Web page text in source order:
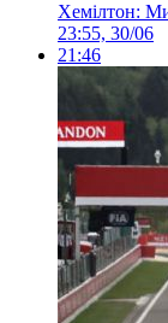
Хемілтон:
23:55, 30/06
21:46